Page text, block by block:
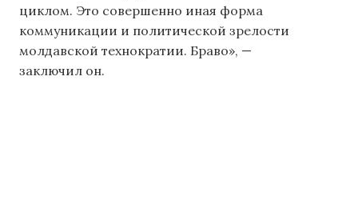
циклом. Это совершенно иная форма
коммуникации и политической зрелости
молдавской технократии. Браво», —
заключил он.